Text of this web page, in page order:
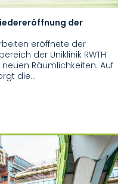
der
eröffnete der
der Uniklinik RWTH
Räumlichkeiten. Auf
die…